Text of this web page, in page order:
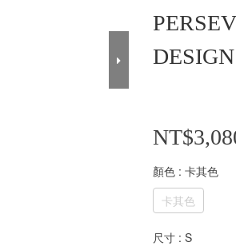
顏色 : 卡其色
卡其色
尺寸 : S